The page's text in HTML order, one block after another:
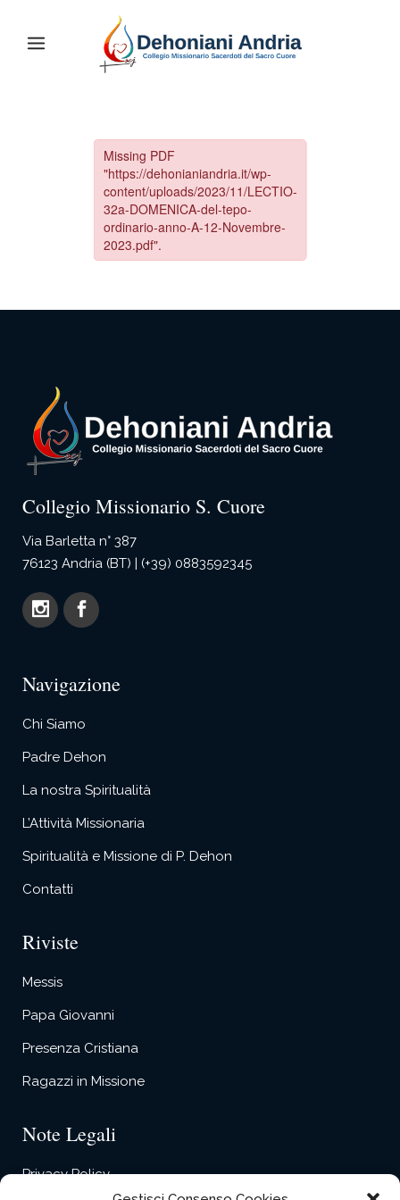
Collegio Missionario S. Cuore
Via Barletta n° 387
76123 Andria (BT) | (+39) 0883592345
Navigazione
Chi Siamo
Padre Dehon
La nostra Spiritualità
L’Attività Missionaria
Spiritualità e Missione di P. Dehon
Contatti
Riviste
Messis
Papa Giovanni
Presenza Cristiana
Ragazzi in Missione
Note Legali
Privacy Policy